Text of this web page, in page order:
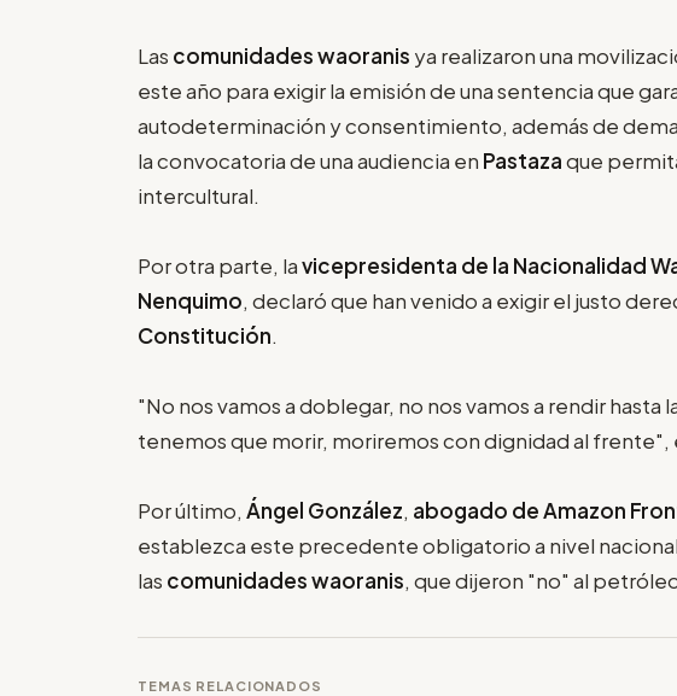
Las comunidades waoranis ya realizaron una
este año para exigir la emisión de una sentencia que
autodeterminación y consentimiento, además de
la convocatoria de una audiencia en Pastazaque
intercultural.
Por otra parte, lavicepresidenta de la Nacionalidad
Nenquimo, declaró que han venido a exigir el justo
Constitución.
"No nos vamos a doblegar, no nos vamos a rendir hasta
tenemos que morir, moriremos con dignidad al frente",
Por último, Ángel González, abogado de Amazon
establezca este precedente obligatorio a nivel
las comunidades waoranis, que dijeron "no" al
TEMAS RELACIONADOS